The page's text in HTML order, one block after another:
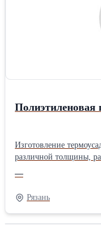
Полиэтиленовая
Изготовление
различной толщины,
—
Рязань